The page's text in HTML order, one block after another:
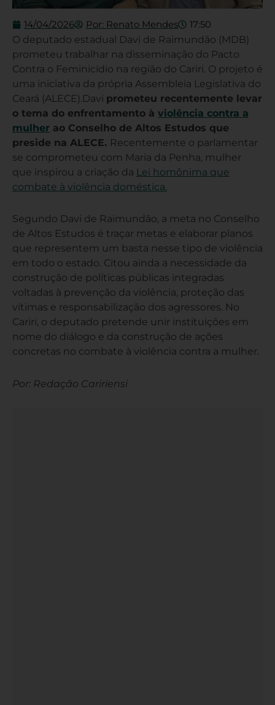
14/04/2026 Por: Renato Mendes 17:50
O deputado estadual Davi de Raimundão (MDB)
prometeu trabalhar na disseminação do Pacto
Contra o Feminicídio na região do Cariri. O projeto é
uma iniciativa da própria Assembleia Legislativa do
Ceará (ALECE).Davi prometeu recentemente levar
o tema do enfrentamento à violência contra a
mulher ao Conselho de Altos Estudos que
preside na ALECE. Recentemente o parlamentar
se comprometeu com Maria da Penha, mulher
que inspirou a criação da Lei homônima que
combate à violência doméstica.
Segundo Davi de Raimundão, a meta no Conselho
de Altos Estudos é traçar metas e elaborar planos
que representem um basta nesse tipo de violência
em todo o estado. Citou ainda a necessidade da
construção de políticas públicas integradas
voltadas à prevenção da violência, proteção das
vítimas e responsabilização dos agressores. No
Cariri, o deputado pretende unir instituições em
nome do diálogo e da construção de ações
concretas no combate à violência contra a mulher.
Por: Redação Caririensi